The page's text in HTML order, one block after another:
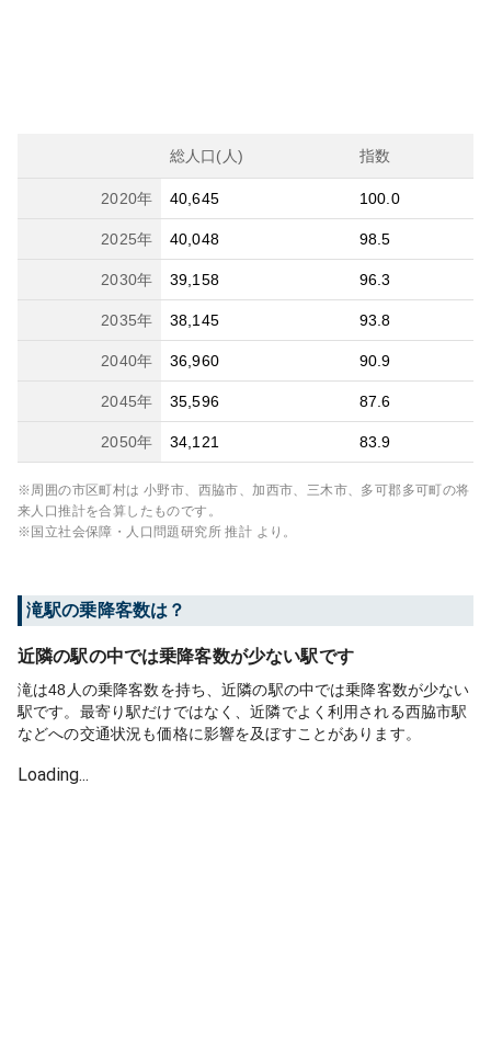
総人口(人) 指数
2020年 40,645 100.0
2025年 40,048 98.5
2030年 39,158 96.3
2035年 38,145 93.8
2040年 36,960 90.9
2045年 35,596 87.6
2050年 34,121 83.9
※周囲の市区町村は 小野市、西脇市、加西市、三木市、多可郡多可町の将
来人口推計を合算したものです。
※国立社会保障・人口問題研究所 推計 より。
滝駅の乗降客数は？
近隣の駅の中では乗降客数が少ない駅です
滝は48人の乗降客数を持ち、近隣の駅の中では乗降客数が少ない
駅です。最寄り駅だけではなく、近隣でよく利用される西脇市駅
などへの交通状況も価格に影響を及ぼすことがあります。
Loading...